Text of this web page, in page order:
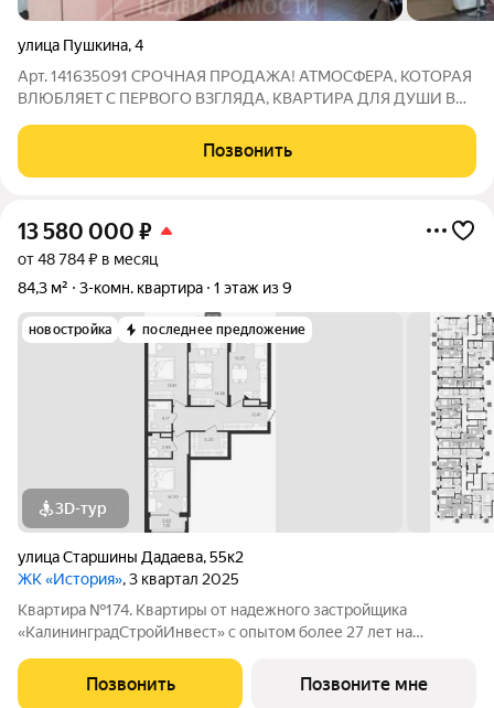
улица Пушкина,4
Арт. 141635091 СРОЧНАЯ ПРОДАЖА! АТМОСФЕРА, КОТОРАЯ
ВЛЮБЛЯЕТ С ПЕРВОГО ВЗГЛЯДА, КВАРТИРА ДЛЯ ДУШИ В
клубном доме, расположенном в самом престижном и
Позвонить
13 580 000 ₽
от 48 784 ₽ в месяц
84,3 м²
3-комн. квартира 1 этаж из 9
новостройка последнее предложение
3D-тур
улица Старшины Дадаева,55к2
ЖК «История», 3 квартал 2025
Квартира №174. Квартиры от надежного застройщика
«КалининградСтройИнвест» с опытом более 27 лет на
двух девятиэтажных домов
Позвонить Позвоните мне